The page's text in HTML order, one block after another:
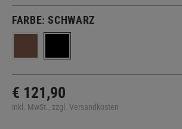
FARBE:SCHWARZ
€ 121,90
inkl. MwSt., zzgl. Versandkosten